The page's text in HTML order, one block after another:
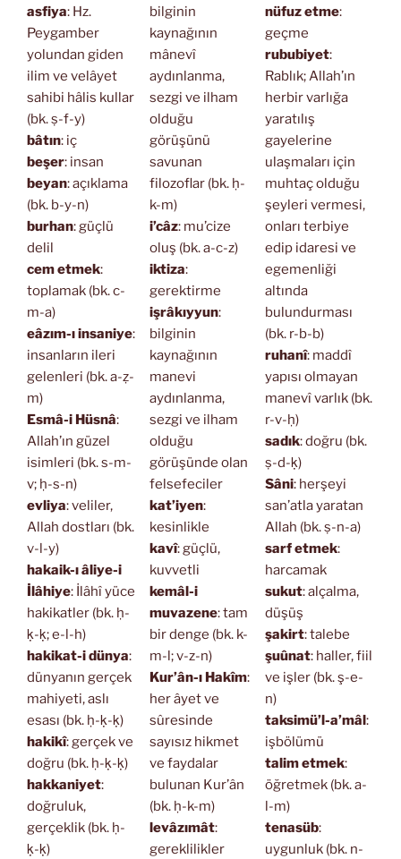
asfiya: Hz.
Peygamber
yolundan giden
ilim ve velâyet
sahibi hâlis kullar
(bk. ṣ-f-y)
bâtın: iç
beşer: insan
beyan: açıklama
(bk. b-y-n)
burhan: güçlü
delil
cem etmek:
toplamak (bk. c-
m-a)
eâzım-ı insaniye:
insanların ileri
gelenleri (bk. a-ẓ-
m)
Esmâ-i Hüsnâ:
Allah’ın güzel
isimleri (bk. s-m-
v; ḥ-s-n)
evliya: veliler,
Allah dostları (bk.
v-l-y)
hakaik-ı âliye-i
İlâhiye: İlâhî yüce
hakikatler (bk. ḥ-
ḳ-ḳ; e-l-h)
hakikat-i dünya:
dünyanın gerçek
mahiyeti, aslı
esası (bk. ḥ-ḳ-ḳ)
hakikî: gerçek ve
doğru (bk. ḥ-ḳ-ḳ)
hakkaniyet:
doğruluk,
gerçeklik (bk. ḥ-
ḳ-ḳ)
bilginin
kaynağının
mânevî
aydınlanma,
sezgi ve ilham
olduğu
görüşünü
savunan
filozoflar (bk. ḥ-
k-m)
i’câz: mu’cize
oluş (bk. a-c-z)
iktiza:
gerektirme
işrâkıyyun:
bilginin
kaynağının
manevi
aydınlanma,
sezgi ve ilham
olduğu
görüşünde olan
felsefeciler
kat’iyen:
kesinlikle
kavî: güçlü,
kuvvetli
kemâl-i
muvazene: tam
bir denge (bk. k-
m-l; v-z-n)
Kur’ân-ı Hakîm:
her âyet ve
sûresinde
sayısız hikmet
ve faydalar
bulunan Kur’ân
(bk. ḥ-k-m)
levâzımât:
gereklilikler
nüfuz etme:
geçme
rububiyet:
Rablık; Allah’ın
herbir varlığa
yaratılış
gayelerine
ulaşmaları için
muhtaç olduğu
şeyleri vermesi,
onları terbiye
edip idaresi ve
egemenliği
altında
bulundurması
(bk. r-b-b)
ruhanî: maddî
yapısı olmayan
manevî varlık (bk.
r-v-ḥ)
sadık: doğru (bk.
ṣ-d-ḳ)
Sâni: herşeyi
san’atla yaratan
Allah (bk. ṣ-n-a)
sarf etmek:
harcamak
sukut: alçalma,
düşüş
şakirt: talebe
şuûnat: haller, fiil
ve işler (bk. ş-e-
n)
taksimü’l-a’mâl:
işbölümü
talim etmek:
öğretmek (bk. a-
l-m)
tenasüb:
uygunluk (bk. n-